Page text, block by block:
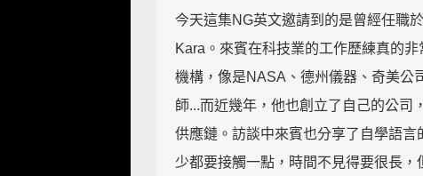
今天這集NG英文邀請到的是曾經任職
Kara。來賓在科技業的工作歷練真的
機構，像是NASA、德州儀器、奇美公
師...而近幾年，他也創立了自己的公司
供應鏈。訪談中來賓也分享了自學語言
少都要接觸一點，時間不見得要很長，